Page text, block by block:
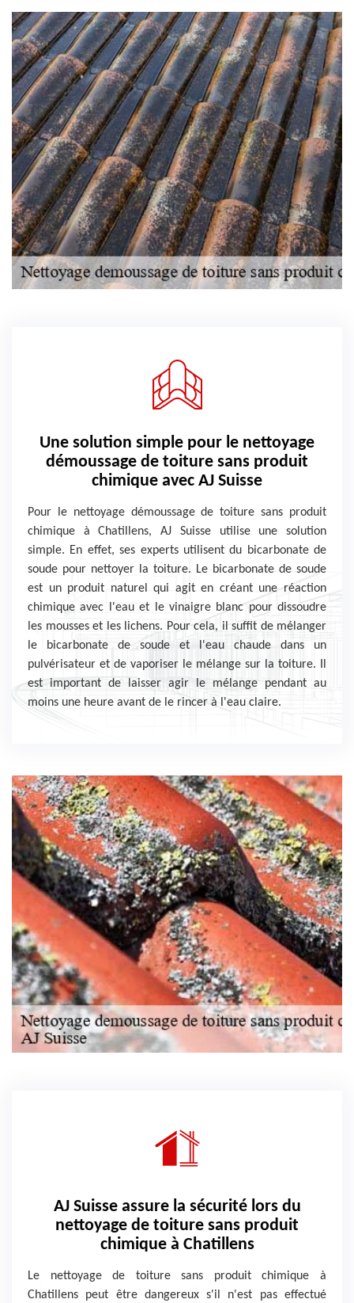
Une solution simple pour le nettoyage
démoussage de toiture sans produit
chimique avec AJ Suisse
Pour le nettoyage démoussage de toiture sans produit
chimique à Chatillens, AJ Suisse utilise une solution
simple. En effet, ses experts utilisent du bicarbonate de
soude pour nettoyer la toiture. Le bicarbonate de soude
est un produit naturel qui agit en créant une réaction
chimique avec l'eau et le vinaigre blanc pour dissoudre
les mousses et les lichens. Pour cela, il suffit de mélanger
le bicarbonate de soude et l'eau chaude dans un
pulvérisateur et de vaporiser le mélange sur la toiture. Il
est important de laisser agir le mélange pendant au
moins une heure avant de le rincer à l'eau claire.
AJ Suisse assure la sécurité lors du
nettoyage de toiture sans produit
chimique à Chatillens
Le nettoyage de toiture sans produit chimique à
Chatillens peut être dangereux s'il n'est pas effectué